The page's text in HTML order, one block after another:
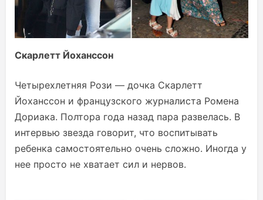
Скарлетт Йоханссон
Четырехлетняя Рози — дочка Скарлетт
Йоханссон и французского журналиста Ромена
Дориака. Полтора года назад пара развелась. В
интервью звезда говорит, что воспитывать
ребенка самостоятельно очень сложно. Иногда у
нее просто не хватает сил и нервов.